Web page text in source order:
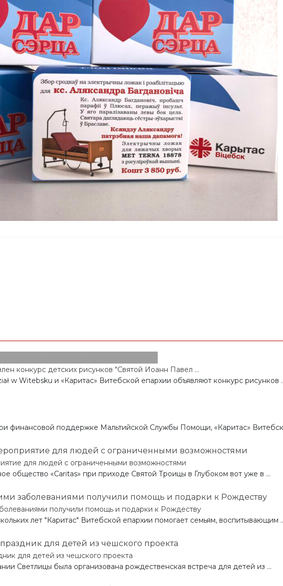
конкурс детских рисунков "Святой Иоанн Павел ...
w Witebsku и «Каритас» Витебской епархии объявляют конкурс рисунков
финансовой поддержке Мальтийской Службы Помощи, «Каритас»
для людей с ограниченными возможностями
общество «Caritas» при приходе Святой Троицы в Глубоком вот уже в ...
получили помощь и подарки к Рождеству
лет "Каритас" Витебской епархии помогает семьям, воспитывающим
для детей из чешского проекта
Светлицы была организована рождественская встреча для детей из ...